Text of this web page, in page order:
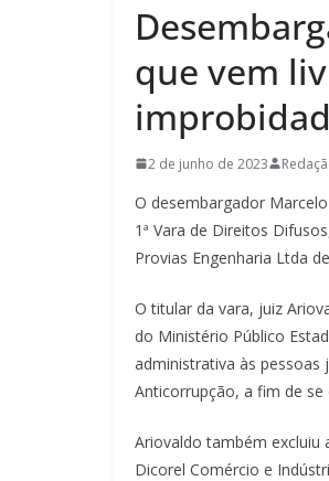
que vem
2 de junho de 2023
O desembargador
1ª Vara de Direitos
Provias Engenharia Ltda
O titular da vara, juiz
do Ministério Público
administrativa às pessoas
Anticorrupção, a fim de se
Ariovaldo também excluiu
Dicorel Comércio e